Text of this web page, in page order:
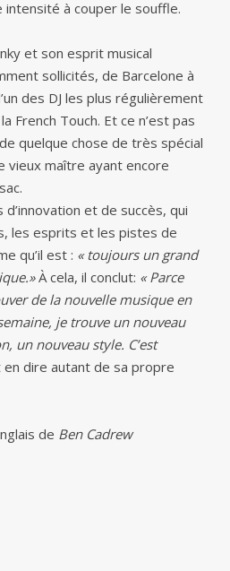
intensité à couper le souffle.
et son esprit musical
sollicités, de Barcelone à
des DJ les plus régulièrement
French Touch. Et ce n’est pas
quelque chose de très spécial
vieux maître ayant encore
et de succès, qui
les esprits et les pistes de
qu’il est : « toujours un grand
À cela, il conclut: « Parce
de la nouvelle musique en
je trouve un nouveau
un nouveau style. C’est
dire autant de sa propre
de Ben Cadrew